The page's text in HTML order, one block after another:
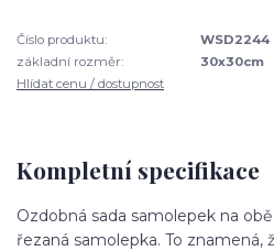
Číslo produktu:
WSD2244
základní rozměr:
30x30cm
Hlídat cenu / dostupnost
Kompletní specifikace
Ozdobná sada samolepek na
řezaná samolepka. To znamená,